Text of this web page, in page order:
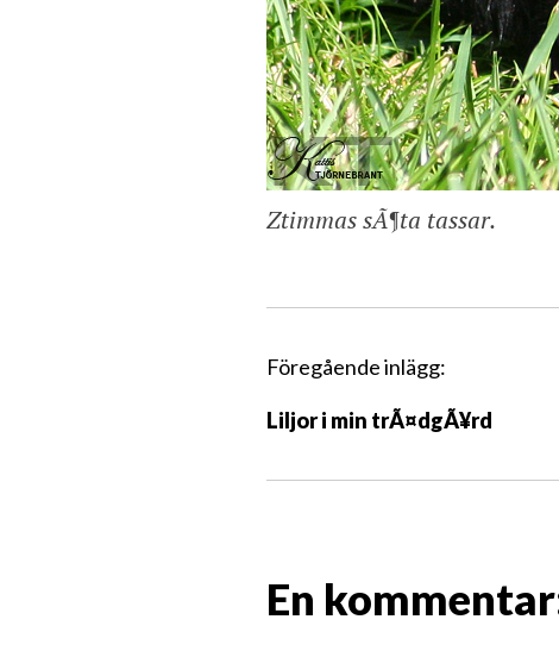
Ztimmas sÃ¶ta tassar.
I
l
n
a
Föregående inlägg:
Liljor i min trÃ¤dgÃ¥rd
En